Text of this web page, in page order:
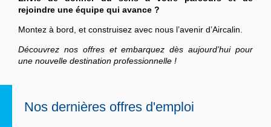
rejoindre une équipe qui avance ?
Montez à bord, et construisez avec nous l’avenir d’Aircalin.
Découvrez nos offres et embarquez dès aujourd’hui pour
une nouvelle destination professionnelle !
Nos dernières offres d'emploi